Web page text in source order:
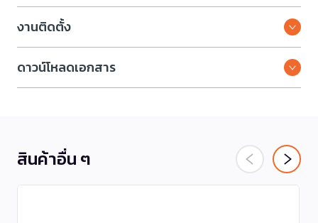
งานติดตั้ง
ดาวน์โหลดเอกสาร
สินค้าอื่น ๆ